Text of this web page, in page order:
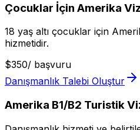
Çocuklar İçin Amerika
18 yaş altı çocuklar için
hizmetidir.
$350/ başvuru
Danışmanlık Talebi Oluştur
Amerika B1/B2 Turistik